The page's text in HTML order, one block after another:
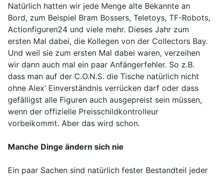
Natürlich hatten wir jede Menge alte Bekannte an
Bord, zum Beispiel Bram Bossers, Teletoys, TF-Robots,
Actionfiguren24 und viele mehr. Dieses Jahr zum
ersten Mal dabei, die Kollegen von der Collectors Bay.
Und weil sie zum ersten Mal dabei waren, verzeihen
wir dann auch mal ein paar Anfängerfehler. So z.B.
dass man auf der C.O.N.S. die Tische natürlich nicht
ohne Alex‘ Einverständnis verrücken darf oder dass
gefälligst alle Figuren auch ausgepreist sein müssen,
wenn der offizielle Preisschildkontrolleur
vorbeikommt. Aber das wird schon.
Manche Dinge ändern sich nie
Ein paar Sachen sind natürlich fester Bestandteil jeder